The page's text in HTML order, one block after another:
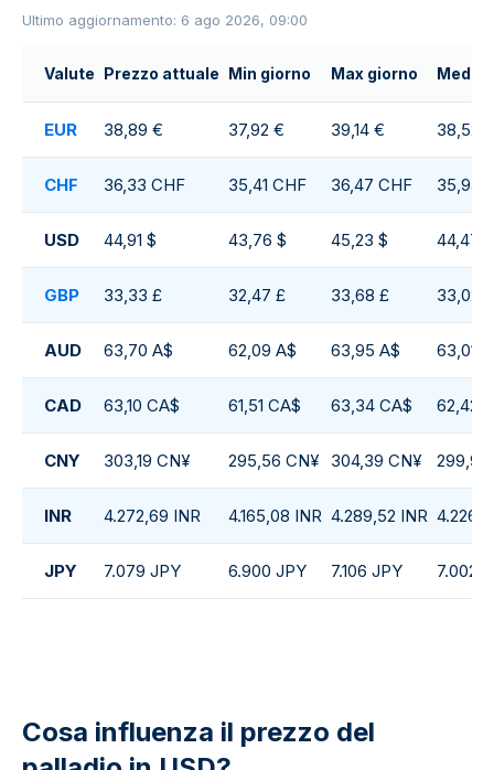
Ultimo aggiornamento: 6 ago 2026, 09:00
Valute Prezzo attuale Min giorno Max giorno Media
EUR 38,89 € 37,92 € 39,14 € 38,52 €
CHF 36,33 CHF 35,41 CHF 36,47 CHF 35,94
USD 44,91 $ 43,76 $ 45,23 $ 44,47 $
GBP 33,33 £ 32,47 £ 33,68 £ 33,02 £
AUD 63,70 A$ 62,09 A$ 63,95 A$ 63,01
CAD 63,10 CA$ 61,51 CA$ 63,34 CA$ 62,42
CNY 303,19 CN¥ 295,56 CN¥ 304,39 CN¥ 299,93
INR 4.272,69 INR 4.165,08 INR 4.289,52 INR
JPY 7.079 JPY 6.900 JPY 7.106 JPY 7.002
Cosa influenza il prezzo del